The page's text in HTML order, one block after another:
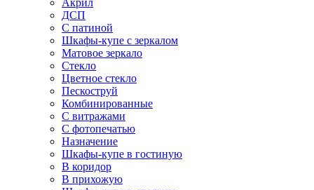
Акрил
ДСП
С патиной
Шкафы-купе с зеркалом
Матовое зеркало
Стекло
Цветное стекло
Пескоструй
Комбинированные
С витражами
С фотопечатью
Назначение
Шкафы-купе в гостиную
В коридор
В прихожую